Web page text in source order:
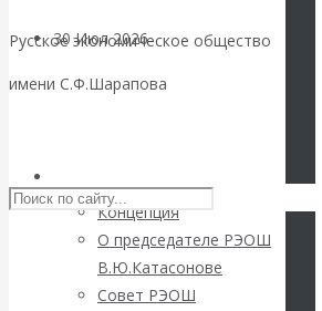
Русское экономическое общество
имени С.Ф.Шарапова
Концепция
О председателе РЭОШ
В.Ю.Катасонове
Совет РЭОШ
30 Июл 2026Цифровая
Катасонов.
Искусственный
интеллект —